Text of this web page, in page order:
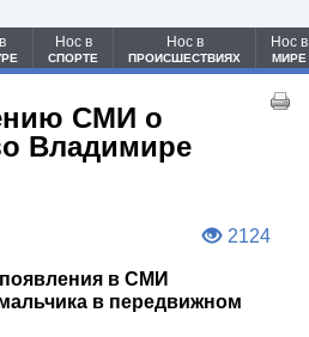
Нос в
СПОРТЕ
Нос в
ПРОИСШЕСТВИЯХ
Нос в
МИРЕ
СМИ о
Владимире
2124
в СМИ
в передвижном